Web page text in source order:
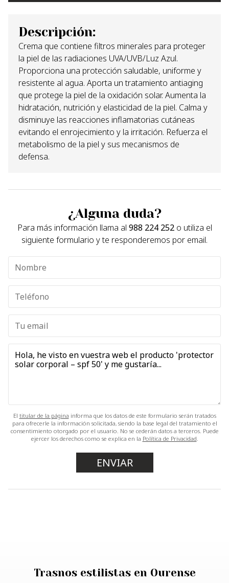
Descripción:
Crema que contiene filtros minerales para proteger
la piel de las radiaciones UVA/UVB/Luz Azul.
Proporciona una protección saludable, uniforme y
resistente al agua. Aporta un tratamiento antiaging
que protege la piel de la oxidación solar. Aumenta la
hidratación, nutrición y elasticidad de la piel. Calma y
disminuye las reacciones inflamatorias cutáneas
evitando el enrojecimiento y la irritación. Refuerza el
metabolismo de la piel y sus mecanismos de
defensa.
¿Alguna duda?
Para más información llama al 988 224 252o utiliza el
siguiente formulario y te responderemos por email.
El titular de la página informa que los datos de este formulario serán tratados
para ofrecerle la información solicitada, siendo la base legal del tratamiento el
consentimiento otorgado por el usuario. No se cederán datos a terceros. Puede
ejercer los derechos como se explica en la Política de Privacidad
Trasnos estilistas en Ourense